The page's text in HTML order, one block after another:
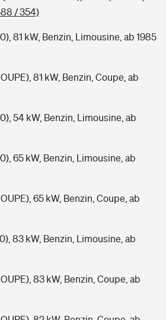
/ 354)
81 kW, Benzin, Limousine, ab 1985
81 kW, Benzin, Coupe, ab
54 kW, Benzin, Limousine, ab
65 kW, Benzin, Limousine, ab
65 kW, Benzin, Coupe, ab
83 kW, Benzin, Limousine, ab
83 kW, Benzin, Coupe, ab